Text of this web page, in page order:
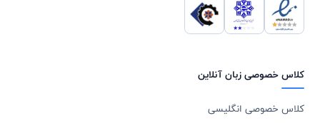
کلاس خصوصی زبان آنلاین
کلاس خصوصی انگلیسی